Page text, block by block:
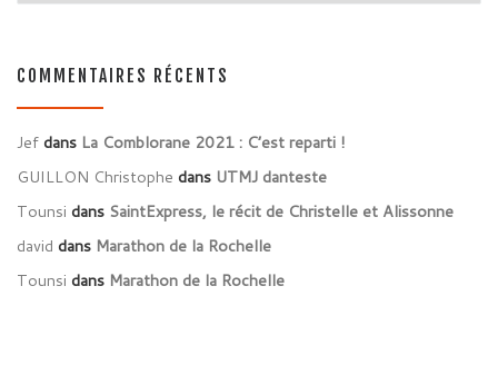
COMMENTAIRES RÉCENTS
Jef dans La Comblorane 2021 : C’est reparti !
GUILLON Christophe dans UTMJ danteste
Tounsi dans SaintExpress, le récit de Christelle et Alissonne
david dans Marathon de la Rochelle
Tounsi dans Marathon de la Rochelle